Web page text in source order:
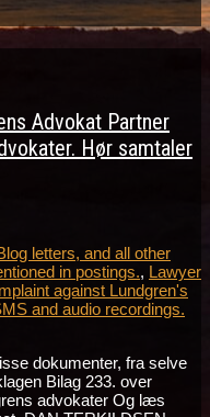
Advokat Partner
Hør samtaler
letters, and all other
in postings., Lawyer
against Lundgren's
and audio recordings.
dokumenter, fra selve
Bilag 233. over
advokater Og læs